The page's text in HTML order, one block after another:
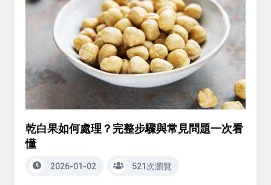
乾白果如何處理？完整步驟與常見問題一次看
懂
2026-01-02 521次瀏覽